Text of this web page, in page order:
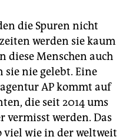
die Spuren nicht
werden sie kaum
diese Menschen auch
sie nie gelebt. Eine
AP kommt auf
die seit 2014 ums
vermisst werden. Das
viel wie in der weltweit